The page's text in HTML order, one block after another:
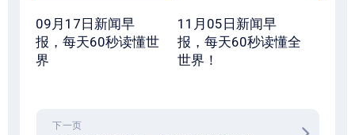
09月17日新闻早
报，每天60秒读懂世
界
11月05日新闻早
报，每天60秒读懂全
世界！
下一页